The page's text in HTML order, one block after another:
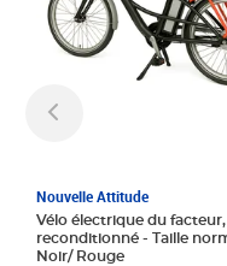
Nouvelle Attitude
Vélo électrique du facteur,
reconditionné - Taille normale -
Noir/ Rouge